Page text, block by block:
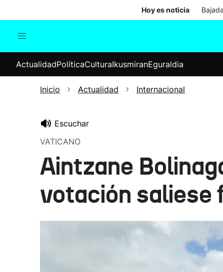
Hoy es noticia
Internacional
Elecciones
ActualidadPolíticaCulturaIkusmiranEguraldia
Inicio Actualidad Internacional
Escuchar
VATICANO
Aintzane
votación saliese